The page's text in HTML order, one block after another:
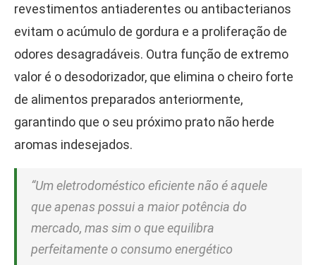
revestimentos antiaderentes ou antibacterianos
evitam o acúmulo de gordura e a proliferação de
odores desagradáveis. Outra função de extremo
valor é o desodorizador, que elimina o cheiro forte
de alimentos preparados anteriormente,
garantindo que o seu próximo prato não herde
aromas indesejados.
“Um eletrodoméstico eficiente não é aquele
que apenas possui a maior potência do
mercado, mas sim o que equilibra
perfeitamente o consumo energético